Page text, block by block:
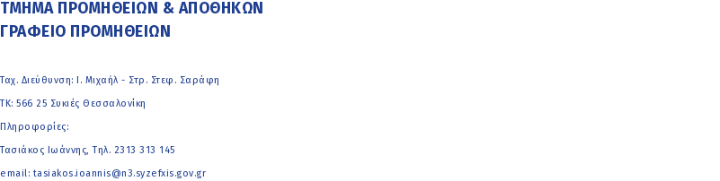
ΤΜΗΜΑ ΠΡΟΜΗΘΕΙΩΝ & ΑΠΟΘΗΚΩΝ
ΓΡΑΦΕΙΟ ΠΡΟΜΗΘΕΙΩΝ
Ταχ. Διεύθυνση: Ι. Μιχαήλ - Στρ. Στεφ. Σαράφη
ΤΚ: 566 25 Συκιές Θεσσαλονίκη
Πληροφορίες:
Τασιάκος Ιωάννης, Τηλ. 2313 313 145
email: tasiakos.ioannis@n3.syzefxis.gov.gr